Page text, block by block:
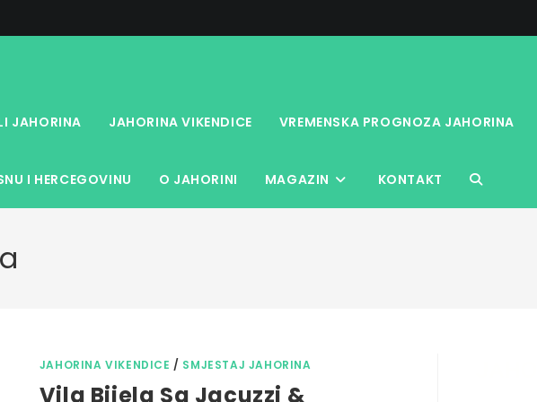
JAHORINA JAHORINA VIKENDICE VREMENSKA PROGNOZA JAHORINA
I HERCEGOVINU O JAHORINI MAGAZIN KONTAKT TOGGLE
JAHORINA VIKENDICE / SMJESTAJ JAHORINA
Vila Bijela Sa Jacuzzi &